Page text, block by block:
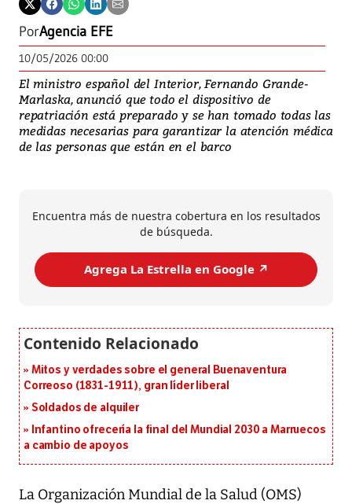
PorAgencia EFE
10/05/2026 00:00
El ministro español del Interior, Fernando Grande-
Marlaska, anunció que todo el dispositivo de
repatriación está preparado y se han tomado todas las
medidas necesarias para garantizar la atención médica
de las personas que están en el barco
Encuentra más de nuestra cobertura en los resultados
de búsqueda.
Agrega La Estrella en Google ↗️
Mitos y verdades sobre el general Buenaventura
Correoso (1831-1911), gran líder liberal
Soldados de alquiler
Infantino ofrecería la final del Mundial 2030 a Marruecos
a cambio de apoyos
La Organización Mundial de la Salud (OMS)